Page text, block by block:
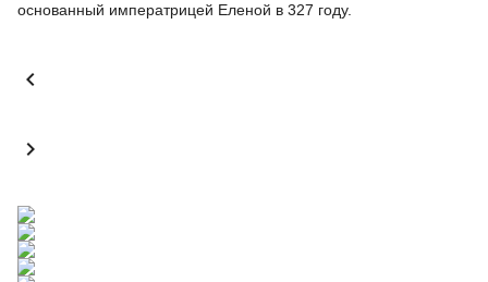
основанный императрицей Еленой в 327 году.

